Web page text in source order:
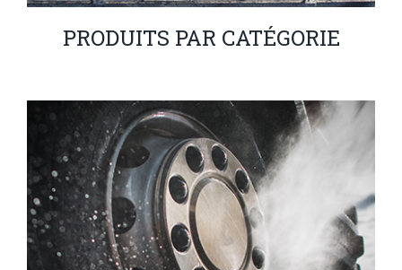
PRODUITS PAR CATÉGORIE